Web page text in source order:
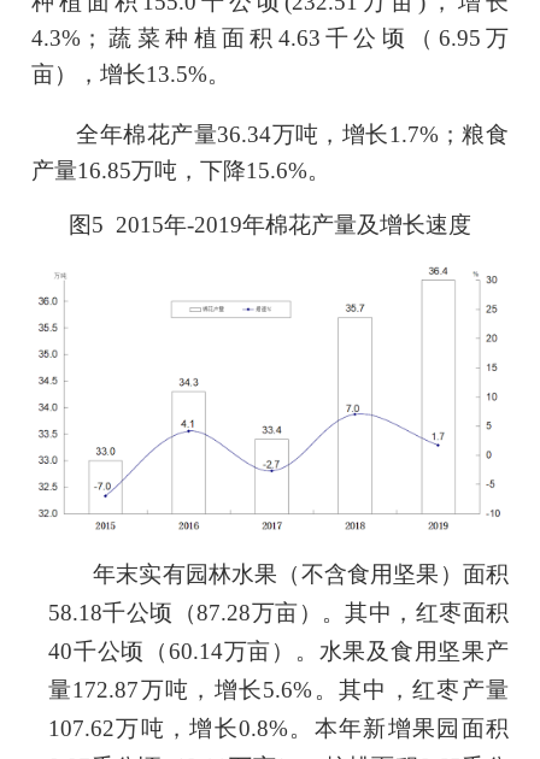
4.3%；蔬菜种植面积 4.63 千公顷（ 6.95 万
亩），增长13.5%。
全年棉花产量36.34万吨，增长1.7%；粮食
产量16.85万吨，下降15.6%。
图5 201 5年-2019年棉花产量及增长速度
年末实有园林水果（不含食用坚果）面积
58.18千公顷（87.28万亩）。其中，红枣面积
40千公顷（60.14万亩）。水果及食用坚果产
量172.87万吨，增长5.6%。其中，红枣产量
107.62万吨，增长0.8%。本年新增果园面积